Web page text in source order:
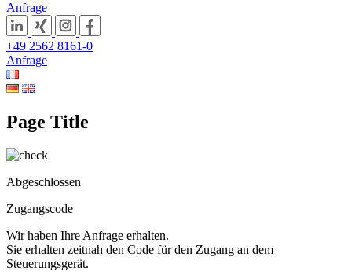
Anfrage
+49 2562 8161-0
Anfrage
Page Title
Abgeschlossen
Zugangscode
Wir haben Ihre Anfrage erhalten.
Sie erhalten zeitnah den Code für den Zugang an dem
Steuerungsgerät.